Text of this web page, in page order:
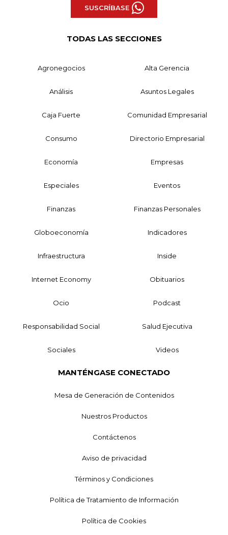
SUSCRÍBASE
TODAS LAS SECCIONES
Agronegocios Alta Gerencia
Análisis Asuntos Legales
Caja Fuerte Comunidad Empresarial
Consumo Directorio Empresarial
Economía Empresas
Especiales Eventos
Finanzas Finanzas Personales
Globoeconomía Indicadores
Infraestructura Inside
Internet Economy Obituarios
Ocio Podcast
Responsabilidad Social Salud Ejecutiva
Sociales Videos
MANTÉNGASE CONECTADO
Mesa de Generación de Contenidos
Nuestros Productos
Contáctenos
Aviso de privacidad
Términos y Condiciones
Política de Tratamiento de Información
Política de Cookies